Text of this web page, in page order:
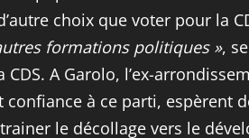
choix que voter pour la
formations politiques »,
A Garolo, l’ex-
confiance à ce parti,
le décollage vers le